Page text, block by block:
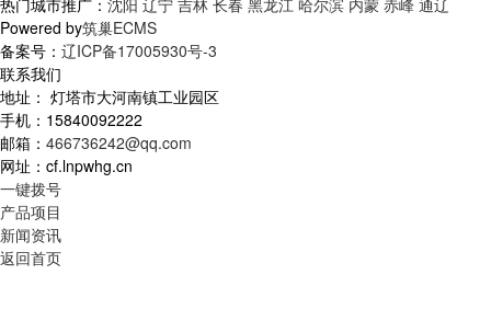
Powered by筑巢ECMS
备案号： 辽ICP备17005930号-3
联系我们
地址： 灯塔市大河南镇工业园区
手机：15840092222
邮箱： 466736242@qq.com
网址：cf.lnpwhg.cn
一键拨号
产品项目
新闻资讯
返回首页